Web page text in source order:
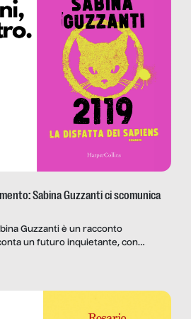
Sabina Guzzanti ci scomunica
Guzzanti è un racconto
un futuro inquietante, con
La nostra recensione di “2199. La